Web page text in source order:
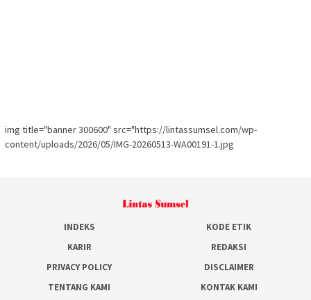
img title="banner 300600" src="https://lintassumsel.com/wp-
content/uploads/2026/05/IMG-20260513-WA00191-1.jpg
INDEKS
KODE ETIK
KARIR
REDAKSI
PRIVACY POLICY
DISCLAIMER
TENTANG KAMI
KONTAK KAMI